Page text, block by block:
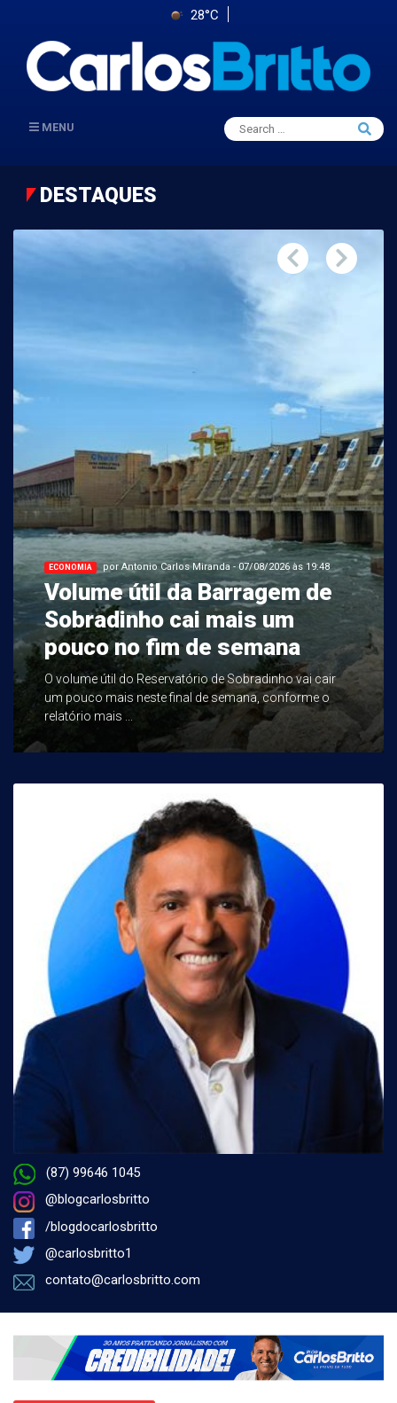
28°C
MENU
Search
for:
Search
DESTAQUES
ECONOMIA por Antonio Carlos Miranda - 07/08/2026 às 19:48
Volume útil da Barragem de
Sobradinho cai mais um
pouco no fim de semana
O volume útil do Reservatório de Sobradinho vai cair
um pouco mais neste final de semana, conforme o
relatório mais ...
(87) 99646 1045
@blogcarlosbritto
/blogdocarlosbritto
@carlosbritto1
contato@carlosbritto.com